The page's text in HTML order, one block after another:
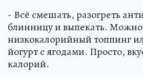
- Всё смешать, разогреть
блинницу и выпекать. Можно
низкокалорийный топпинг
йогурт с ягодами. Просто,
калорий.